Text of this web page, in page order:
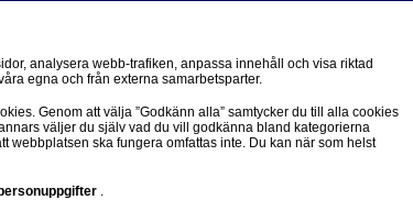
LOGGA IN
Våra tjänster
analysera webb-trafiken, anpassa innehåll och visa riktad
egna och från externa samarbetsparter.
Genom att välja ”Godkänn alla” samtycker du till alla cookies
väljer du själv vad du vill godkänna bland kategorierna
webbplatsen ska fungera omfattas inte. Du kan när som helst
.